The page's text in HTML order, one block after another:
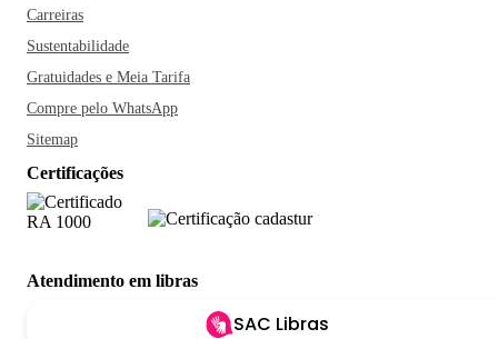
Carreiras
Sustentabilidade
Gratuidades e Meia Tarifa
Compre pelo WhatsApp
Sitemap
Certificações
Atendimento em libras
SAC Libras